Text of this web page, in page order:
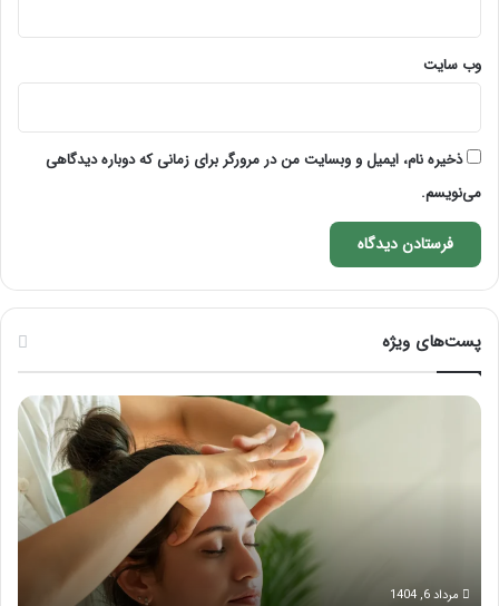
وب‌ سایت
ذخیره نام، ایمیل و وبسایت من در مرورگر برای زمانی که دوباره دیدگاهی
می‌نویسم.
پست‌های ویژه
ماساژ
حواس‌جمع
مرداد 6, 1404
از